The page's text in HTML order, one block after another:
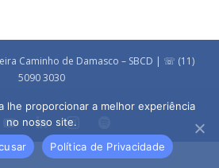
Caminho de Damasco – SBCD | ☏ (11)
5090 3030
lhe proporcionar a melhor experiência
no nosso site.
Política de Privacidade